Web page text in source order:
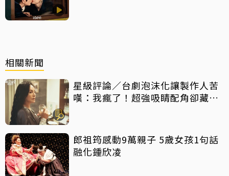
相關新聞
星級評論／台劇泡沫化讓製作人苦
嘆：我瘋了！超強吸睛配角卻藏隱
郎祖筠感動9萬親子 5歲女孩1句話
融化鍾欣凌